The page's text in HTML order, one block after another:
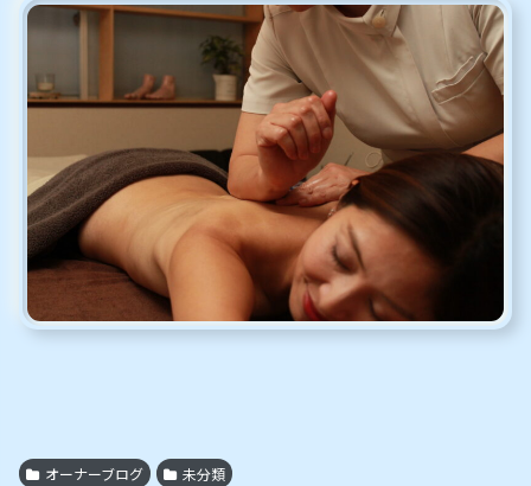
オーナーブログ 未分類